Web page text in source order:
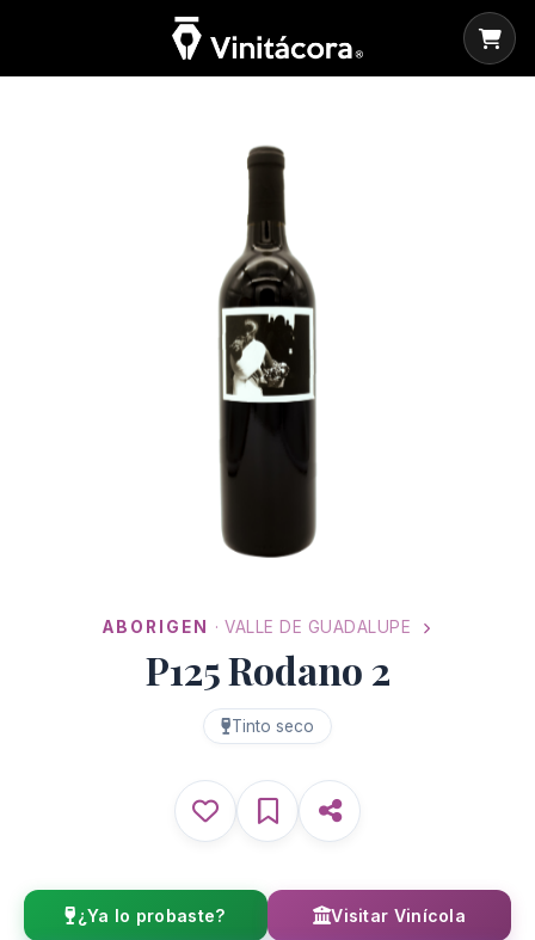
ABORIGEN · VALLE DE GUADALUPE
P125 Rodano 2
Tinto seco
¿Ya lo probaste? Visitar Vinícola